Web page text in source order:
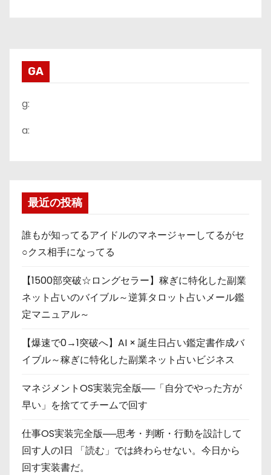
GA
g:
a:
最近の投稿
誰もが知ってるアイドルのマネージャーしてるがセ
○クス相手になってる
【1500部突破☆ロングセラー】稼ぎに特化した副業
ネット占いのバイブル～逆算タロット占いメール鑑
定マニュアル～
【爆速で0→1突破へ】AI × 誕生日占い鑑定書作成バ
イブル～稼ぎに特化した副業ネット占いビジネス
マネジメントOS実装完全版──「自分でやった方が
早い」を捨ててチームで回す
仕事OS実装完全版──思考・判断・行動を設計して
回す人の1日 「読む」では終わらせない。今日から
回す実装書だ。